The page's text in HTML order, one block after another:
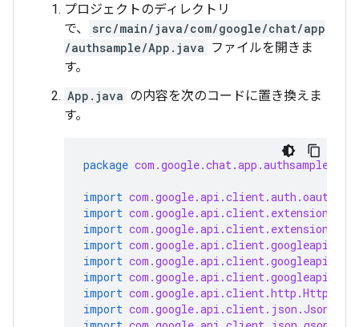
プロジェクトのディレクトリ
で、
src/main/java/com/google/chat/app
/authsample/App.java ファイルを開きま
す。
App.java の内容を次のコードに置き換えま
す。
package com.google.chat.app.authsample
import
import
import
import
import
import
import
import